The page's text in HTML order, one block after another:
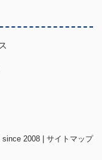
since 2008 | サイトマップ